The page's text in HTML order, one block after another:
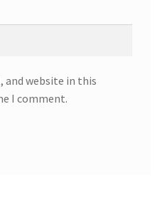
and website in this
I comment.